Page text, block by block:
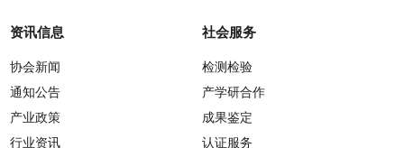
资讯信息
协会新闻
通知公告
产业政策
行业资讯
社会服务
检测检验
产学研合作
成果鉴定
认证服务